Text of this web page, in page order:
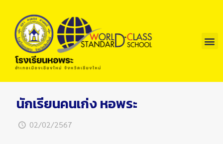
นักเรียนคนเก่ง หอพระ
02/02/2567